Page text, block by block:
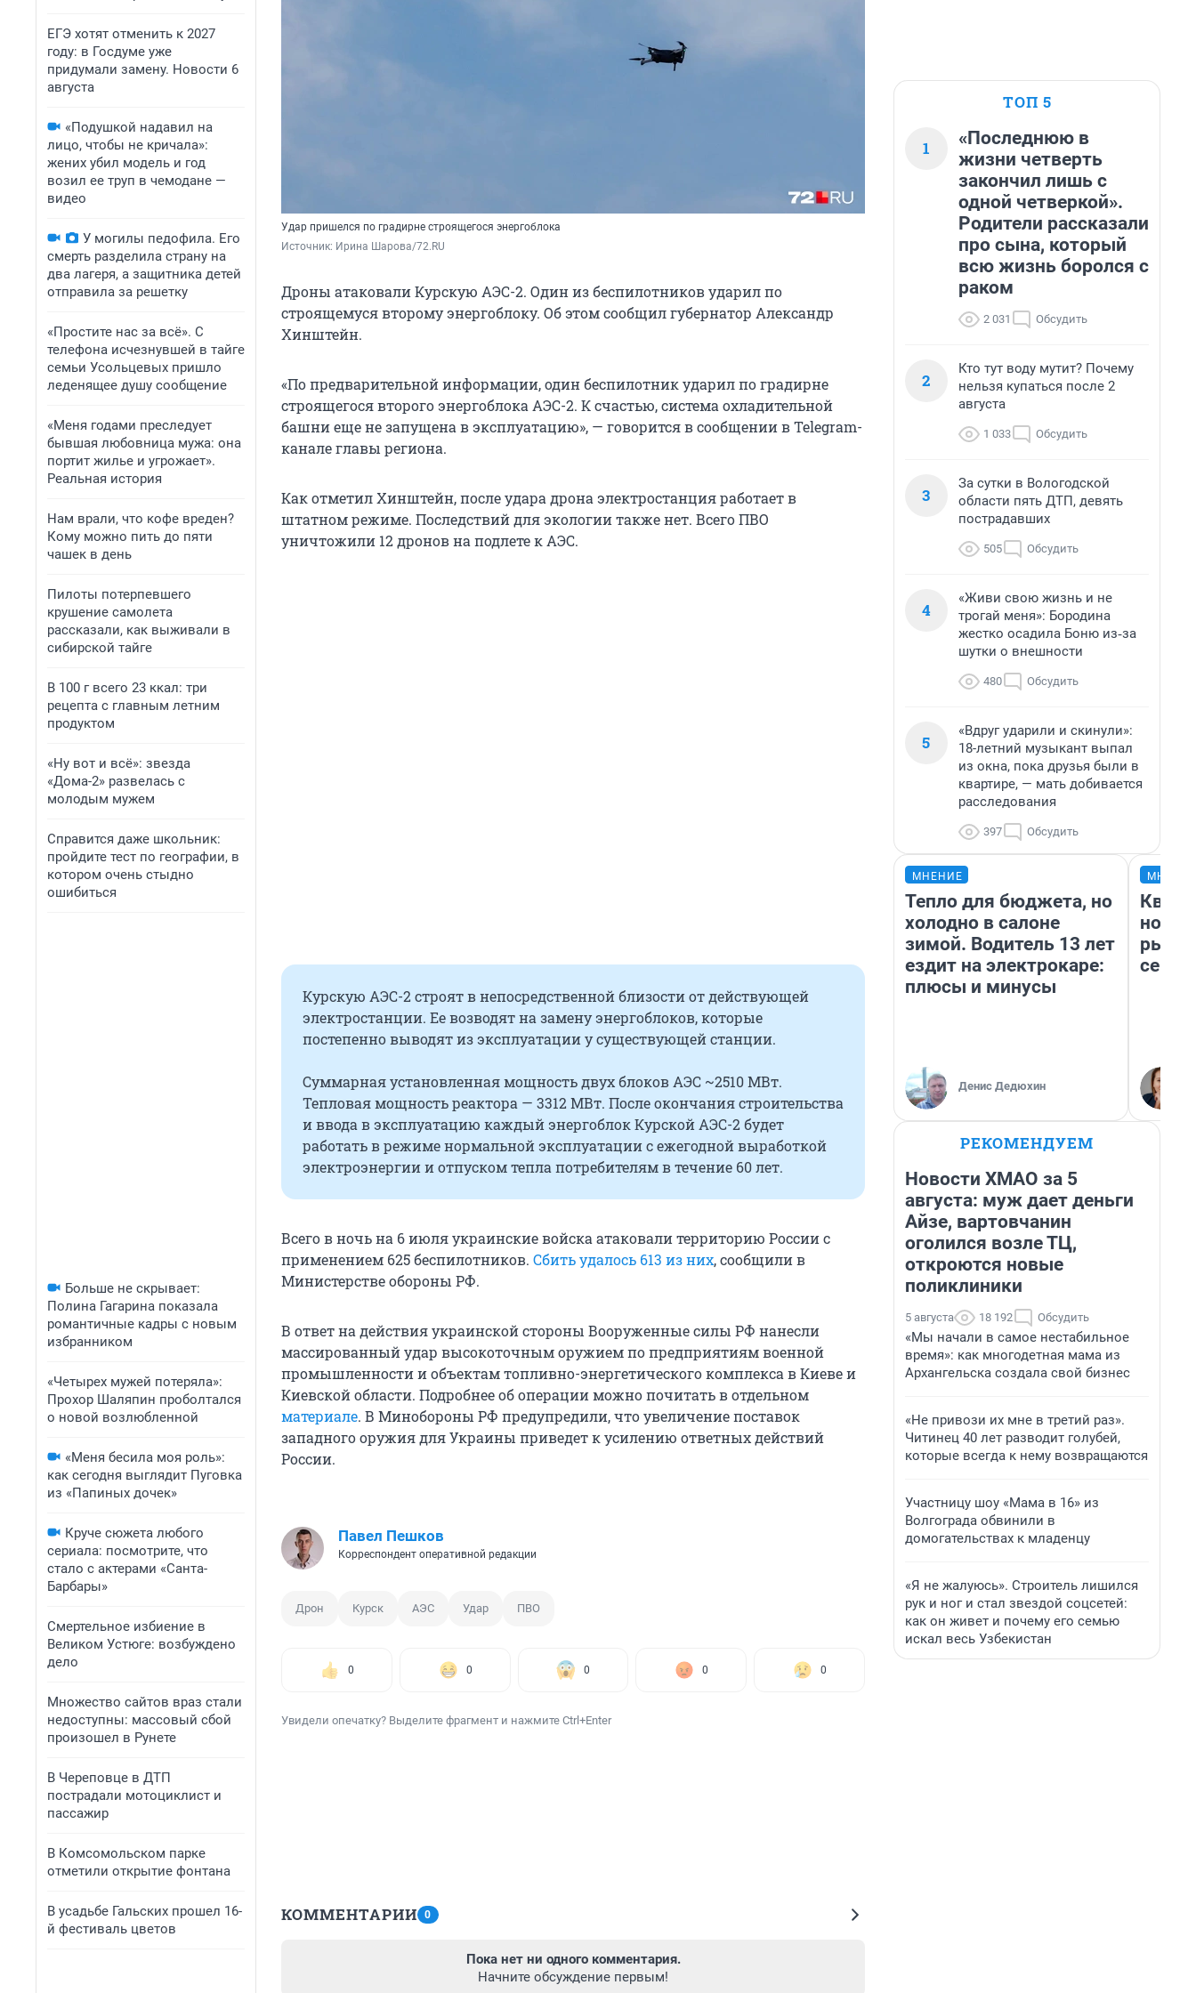
ЕГЭ хотят отменить к 2027
году: в Госдуме уже
придумали замену. Новости 6
августа
«Подушкой надавил на
лицо, чтобы не кричала»:
жених убил модель и год
возил ее труп в чемодане —
видео
У могилы педофила. Его
смерть разделила страну на
два лагеря, а защитника детей
отправила за решетку
«Простите нас за всё». С
телефона исчезнувшей в тайге
семьи Усольцевых пришло
леденящее душу сообщение
«Меня годами преследует
бывшая любовница мужа: она
портит жилье и угрожает».
Реальная история
Нам врали, что кофе вреден?
Кому можно пить до пяти
чашек в день
Пилоты потерпевшего
крушение самолета
рассказали, как выживали в
сибирской тайге
В 100 г всего 23 ккал: три
рецепта с главным летним
продуктом
«Ну вот и всё»: звезда
«Дома-2» развелась с
молодым мужем
Справится даже школьник:
пройдите тест по географии, в
котором очень стыдно
ошибиться
Больше не скрывает:
Полина Гагарина показала
романтичные кадры с новым
избранником
«Четырех мужей потеряла»:
Прохор Шаляпин проболтался
о новой возлюбленной
«Меня бесила моя роль»:
как сегодня выглядит Пуговка
из «Папиных дочек»
Круче сюжета любого
сериала: посмотрите, что
стало с актерами «Санта-
Барбары»
Смертельное избиение в
Великом Устюге: возбуждено
дело
Множество сайтов враз стали
недоступны: массовый сбой
произошел в Рунете
В Череповце в ДТП
пострадали мотоциклист и
пассажир
В Комсомольском парке
отметили открытие фонтана
В усадьбе Гальских прошел 16-
й фестиваль цветов
Удар пришелся по градирне строящегося энергоблока
Источник: Ирина Шарова/72.RU
Дроны атаковали Курскую АЭС-2. Один из беспилотников ударил по
строящемуся второму энергоблоку. Об этом сообщил губернатор Александр
Хинштейн.
«По предварительной информации, один беспилотник ударил по градирне
строящегося второго энергоблока АЭС-2. К счастью, система охладительной
башни еще не запущена в эксплуатацию», — говорится в сообщении в Telegram-
канале главы региона.
Как отметил Хинштейн, после удара дрона электростанция работает в
штатном режиме. Последствий для экологии также нет. Всего ПВО
уничтожили 12 дронов на подлете к АЭС.
Курскую АЭС-2 строят в непосредственной близости от действующей
электростанции. Ее возводят на замену энергоблоков, которые
постепенно выводят из эксплуатации у существующей станции.
Суммарная установленная мощность двух блоков АЭС ~2510 МВт.
Тепловая мощность реактора — 3312 МВт. После окончания строительства
и ввода в эксплуатацию каждый энергоблок Курской АЭС-2 будет
работать в режиме нормальной эксплуатации с ежегодной выработкой
электроэнергии и отпуском тепла потребителям в течение 60 лет.
Всего в ночь на 6 июля украинские войска атаковали территорию России с
применением 625 беспилотников. Сбить удалось 613 из них, сообщили в
Министерстве обороны РФ.
В ответ на действия украинской стороны Вооруженные силы РФ нанесли
массированный удар высокоточным оружием по предприятиям военной
промышленности и объектам топливно-энергетического комплекса в Киеве и
Киевской области. Подробнее об операции можно почитать в отдельном
материале. В Минобороны РФ предупредили, что увеличение поставок
западного оружия для Украины приведет к усилению ответных действий
России.
Павел Пешков
Корреспондент оперативной редакции
Дрон Курск АЭС Удар ПВО
0 0 0 0 0
Увидели опечатку? Выделите фрагмент и нажмите Ctrl+Enter
КОММЕНТАРИИ 0
Пока нет ни одного комментария.
Начните обсуждение первым!
ТОП 5
1
«Последнюю в
жизни четверть
закончил лишь с
одной четверкой».
Родители рассказали
про сына, который
всю жизнь боролся с
раком
2 031 Обсудить
2
Кто тут воду мутит? Почему
нельзя купаться после 2
августа
1 033 Обсудить
3
За сутки в Вологодской
области пять ДТП, девять
пострадавших
505 Обсудить
4
«Живи свою жизнь и не
трогай меня»: Бородина
жестко осадила Боню из‑за
шутки о внешности
480 Обсудить
5
«Вдруг ударили и скинули»:
18-летний музыкант выпал
из окна, пока друзья были в
квартире, — мать добивается
расследования
397 Обсудить
МНЕНИЕ
Тепло для бюджета, но
холодно в салоне
зимой. Водитель 13 лет
ездит на электрокаре:
плюсы и минусы
Денис Дедюхин
но
РЕКОМЕНДУЕМ
Новости ХМАО за 5
августа: муж дает деньги
Айзе, вартовчанин
оголился возле ТЦ,
откроются новые
поликлиники
5 августа 18 192 Обсудить
«Мы начали в самое нестабильное
время»: как многодетная мама из
Архангельска создала свой бизнес
«Не привози их мне в третий раз».
Читинец 40 лет разводит голубей,
которые всегда к нему возвращаются
Участницу шоу «Мама в 16» из
Волгограда обвинили в
домогательствах к младенцу
«Я не жалуюсь». Строитель лишился
рук и ног и стал звездой соцсетей:
как он живет и почему его семью
искал весь Узбекистан